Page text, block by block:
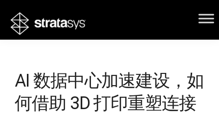
AI 数据中心加速建设，如
何借助 3D 打印重塑连接